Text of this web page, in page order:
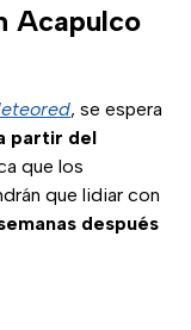
Acapulco
, se espera
partir del
que los
que lidiar con
después